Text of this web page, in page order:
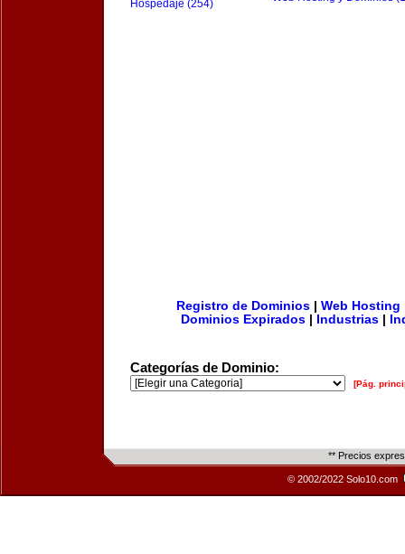
Hospedaje (254)
Registro de Dominios| Web Hosting
Dominios Expirados
Industrias
Categorías de Dominio:
[Pág.
** Precios
© 2002/2022 Solo10.com